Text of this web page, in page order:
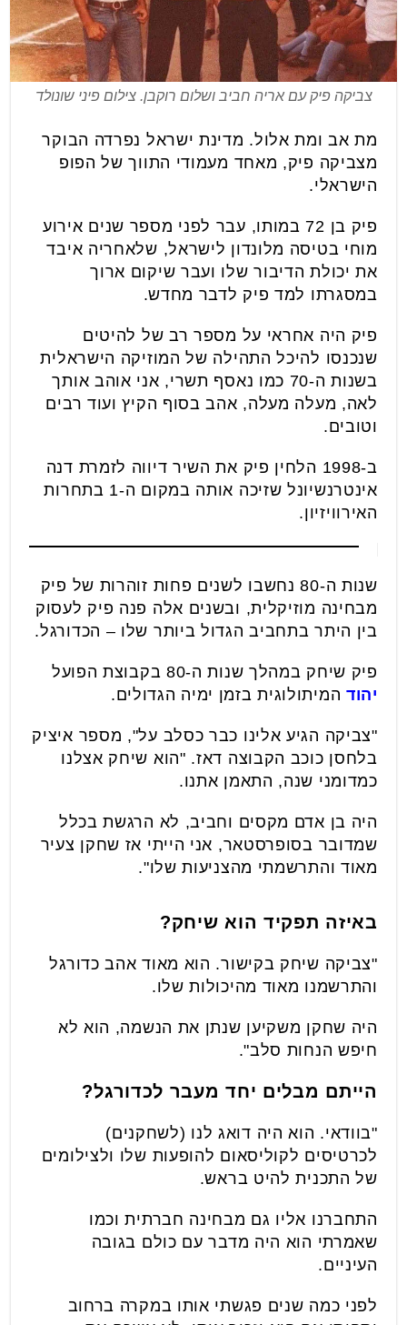
צביקה פיק עם אריה חביב ושלום רוקבן. צילום פיני שונולד
מת אב ומת אלול. מדינת ישראל נפרדה הבוקר
מצביקה פיק, מאחד מעמודי התווך של הפופ
הישראלי.
פיק בן 72 במותו, עבר לפני מספר שנים אירוע
מוחי בטיסה מלונדון לישראל, שלאחריה איבד
את יכולת הדיבור שלו ועבר שיקום ארוך
במסגרתו למד פיק לדבר מחדש.
פיק היה אחראי על מספר רב של להיטים
שנכנסו להיכל התהילה של המוזיקה הישראלית
בשנות ה-70 כמו נאסף תשרי, אני אוהב אותך
לאה, מעלה מעלה, אהב בסוף הקיץ ועוד רבים
וטובים.
ב-1998 הלחין פיק את השיר דיווה לזמרת דנה
אינטרנשיונל שזיכה אותה במקום ה-1 בתחרות
האירוויזיון.
שנות ה-80 נחשבו לשנים פחות זוהרות של פיק
מבחינה מוזיקלית, ובשנים אלה פנה פיק לעסוק
בין היתר בתחביב הגדול ביותר שלו – הכדורגל.
פיק שיחק במהלך שנות ה-80 בקבוצת הפועל
יהוד המיתולוגית בזמן ימיה הגדולים.
"צביקה הגיע אלינו כבר כסלב על", מספר איציק
בלחסן כוכב הקבוצה דאז. "הוא שיחק אצלנו
כמדומני שנה, התאמן אתנו.
היה בן אדם מקסים וחביב, לא הרגשת בכלל
שמדובר בסופרסטאר, אני הייתי אז שחקן צעיר
מאוד והתרשמתי מהצניעות שלו".
באיזה תפקיד הוא שיחק?
"צביקה שיחק בקישור. הוא מאוד אהב כדורגל
והתרשמנו מאוד מהיכולות שלו.
היה שחקן משקיען שנתן את הנשמה, הוא לא
חיפש הנחות סלב".
הייתם מבלים יחד מעבר לכדורגל?
"בוודאי. הוא היה דואג לנו (לשחקנים)
לכרטיסים לקוליסאום להופעות שלו ולצילומים
של התכנית להיט בראש.
התחברנו אליו גם מבחינה חברתית וכמו
שאמרתי הוא היה מדבר עם כולם בגובה
העיניים.
לפני כמה שנים פגשתי אותו במקרה ברחוב